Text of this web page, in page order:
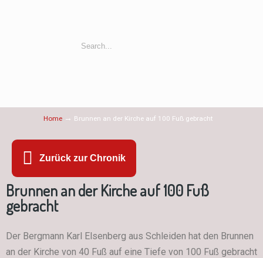
Home → Brunnen an der Kirche auf 100 Fuß gebracht
Zurück zur Chronik
Brunnen an der Kirche auf 100 Fuß
gebracht
Der Bergmann Karl Elsenberg aus Schleiden hat den Brunnen
an der Kirche von 40 Fuß auf eine Tiefe von 100 Fuß gebracht